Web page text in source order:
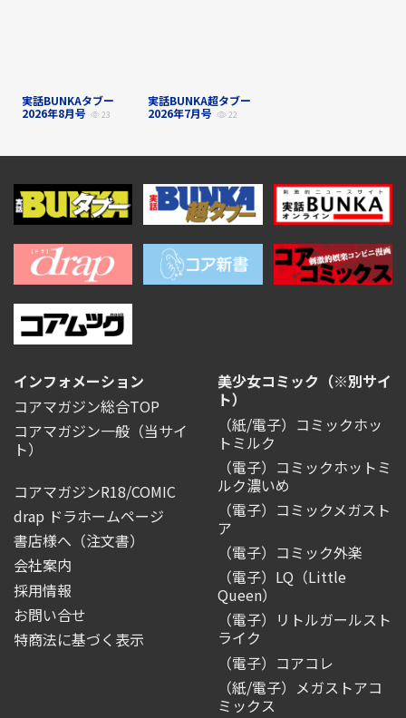
実話BUNKAタブー
2026年8月号
23
実話BUNKA超タブー
2026年7月号
22
インフォメーション
コアマガジン総合TOP
コアマガジン一般 （当サイ
ト）
コアマガジンR18/COMIC
drap ドラホームページ
書店様へ（注文書）
会社案内
採用情報
お問い合せ
特商法に基づく表示
美少女コミック（※別サイ
ト）
（紙/電子）コミックホッ
トミルク
（電子）コミックホットミ
ルク濃いめ
（電子）コミックメガスト
ア
（電子）コミック外楽
（電子）LQ（Little
Queen）
（電子）リトルガールスト
ライク
（電子）コアコレ
（紙/電子）メガストアコ
ミックス